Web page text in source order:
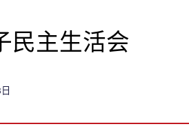
民主生活会